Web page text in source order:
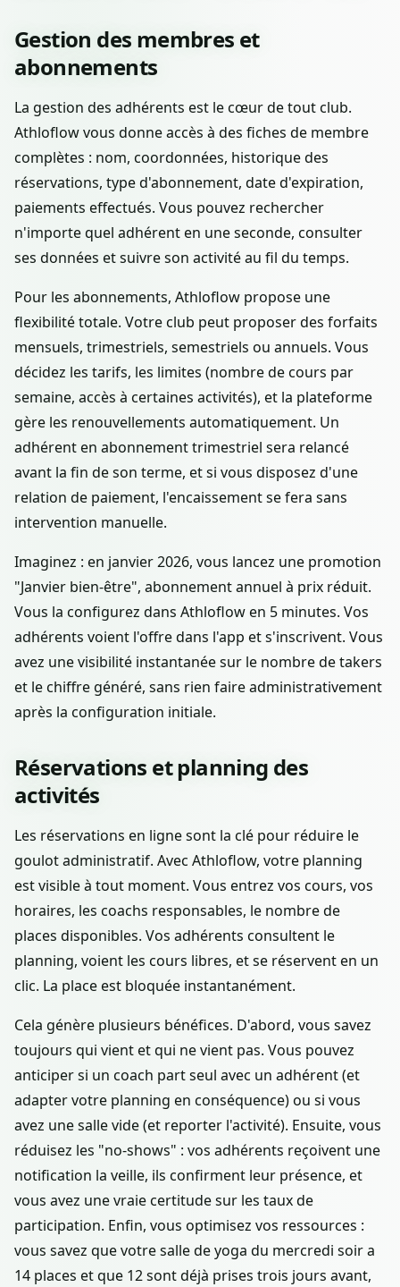
Gestion des membres et
abonnements
La gestion des adhérents est le cœur de tout club.
Athloflow vous donne accès à des fiches de membre
complètes : nom, coordonnées, historique des
réservations, type d'abonnement, date d'expiration,
paiements effectués. Vous pouvez rechercher
n'importe quel adhérent en une seconde, consulter
ses données et suivre son activité au fil du temps.
Pour les abonnements, Athloflow propose une
flexibilité totale. Votre club peut proposer des forfaits
mensuels, trimestriels, semestriels ou annuels. Vous
décidez les tarifs, les limites (nombre de cours par
semaine, accès à certaines activités), et la plateforme
gère les renouvellements automatiquement. Un
adhérent en abonnement trimestriel sera relancé
avant la fin de son terme, et si vous disposez d'une
relation de paiement, l'encaissement se fera sans
intervention manuelle.
Imaginez : en janvier 2026, vous lancez une promotion
"Janvier bien-être", abonnement annuel à prix réduit.
Vous la configurez dans Athloflow en 5 minutes. Vos
adhérents voient l'offre dans l'app et s'inscrivent. Vous
avez une visibilité instantanée sur le nombre de takers
et le chiffre généré, sans rien faire administrativement
après la configuration initiale.
Réservations et planning des
activités
Les réservations en ligne sont la clé pour réduire le
goulot administratif. Avec Athloflow, votre planning
est visible à tout moment. Vous entrez vos cours, vos
horaires, les coachs responsables, le nombre de
places disponibles. Vos adhérents consultent le
planning, voient les cours libres, et se réservent en un
clic. La place est bloquée instantanément.
Cela génère plusieurs bénéfices. D'abord, vous savez
toujours qui vient et qui ne vient pas. Vous pouvez
anticiper si un coach part seul avec un adhérent (et
adapter votre planning en conséquence) ou si vous
avez une salle vide (et reporter l'activité). Ensuite, vous
réduisez les "no-shows" : vos adhérents reçoivent une
notification la veille, ils confirment leur présence, et
vous avez une vraie certitude sur les taux de
participation. Enfin, vous optimisez vos ressources :
vous savez que votre salle de yoga du mercredi soir a
14 places et que 12 sont déjà prises trois jours avant,